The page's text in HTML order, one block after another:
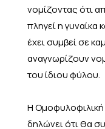
νομίζοντας ότι
πληγεί η γυναίκα
έχει συμβεί σε
αναγνωρίζουν
του ίδιου φύλου.
Η Ομοφυλοφιλική
δηλώνει ότι θα